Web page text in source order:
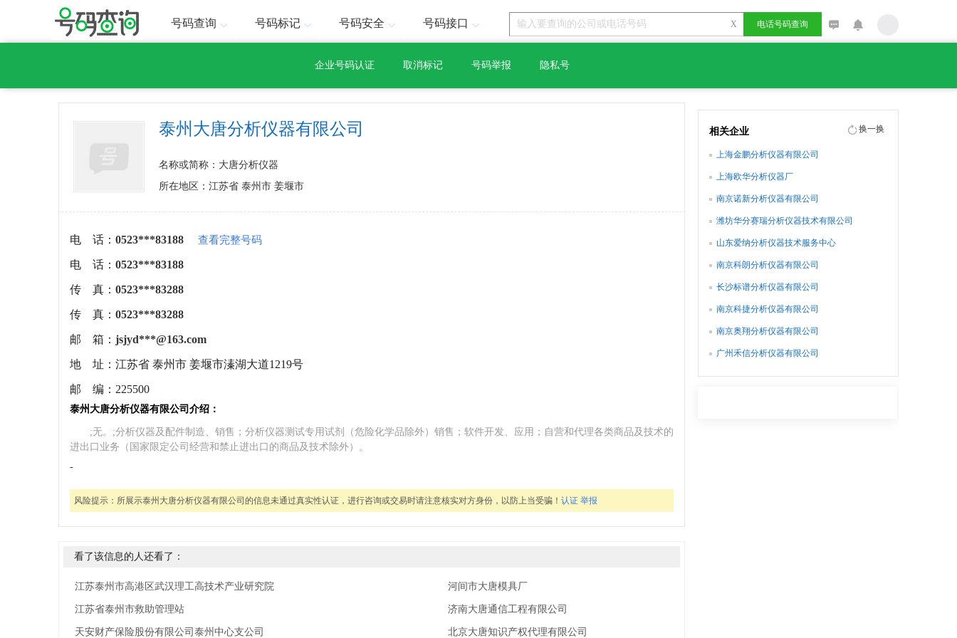
号码查询 号码标记 号码安全 号码接口 X 电话号码查询
企业号码认证 取消标记 号码举报 隐私号
泰州大唐分析仪器有限公司
名称或简称：大唐分析仪器
所在地区：江苏省 泰州市 姜堰市
电 话： 0523***83188 查看完整号码
电 话： 0523***83188
传 真： 0523***83288
传 真： 0523***83288
邮 箱： jsjyd***@163.com
地 址： 江苏省 泰州市 姜堰市溱湖大道1219号
邮 编： 225500
泰州大唐分析仪器有限公司介绍：
;无。;分析仪器及配件制造、销售；分析仪器测试专用试剂（危险化学品除外）销售；软件开发、应用；自营和代理各类商品及技术的
进出口业务（国家限定公司经营和禁止进出口的商品及技术除外）。
-
风险提示： 所展示泰州大唐分析仪器有限公司的信息未通过真实性认证，进行咨询或交易时请注意核实对方身份，以防上当受骗！ 认证 举报
看了该信息的人还看了：
江苏泰州市高港区武汉理工高技术产业研究院
江苏省泰州市救助管理站
天安财产保险股份有限公司泰州中心支公司
河间市大唐模具厂
济南大唐通信工程有限公司
北京大唐知识产权代理有限公司
相关企业 换一换
上海金鹏分析仪器有限公司
上海欧华分析仪器厂
南京诺新分析仪器有限公司
潍坊华分赛瑞分析仪器技术有限公司
山东爱纳分析仪器技术服务中心
南京科朗分析仪器有限公司
长沙标谱分析仪器有限公司
南京科捷分析仪器有限公司
南京奥翔分析仪器有限公司
广州禾信分析仪器有限公司